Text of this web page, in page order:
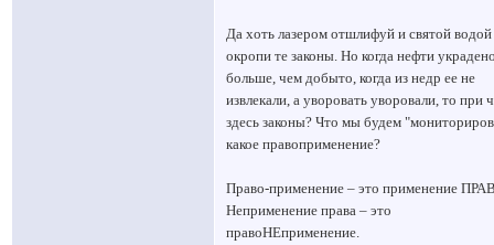
Да хоть лазером отшлифуй и святой водой
окропи те законы. Но когда нефти
больше, чем добыто, когда из недр ее не
извлекали, а уворовать уворовали, то при
здесь законы? Что мы будем
какое правоприменение?
Право-применение – это применение
Неприменение права – это
правоНЕприменение.